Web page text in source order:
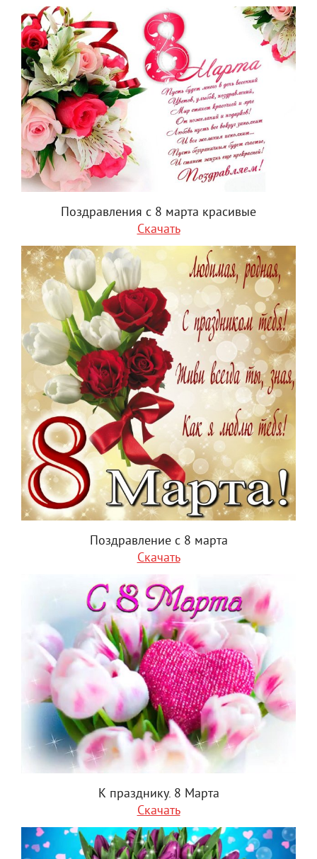
Поздравления с 8 марта красивые
Скачать
Поздравление с 8 марта
Скачать
К празднику. 8 Марта
Скачать